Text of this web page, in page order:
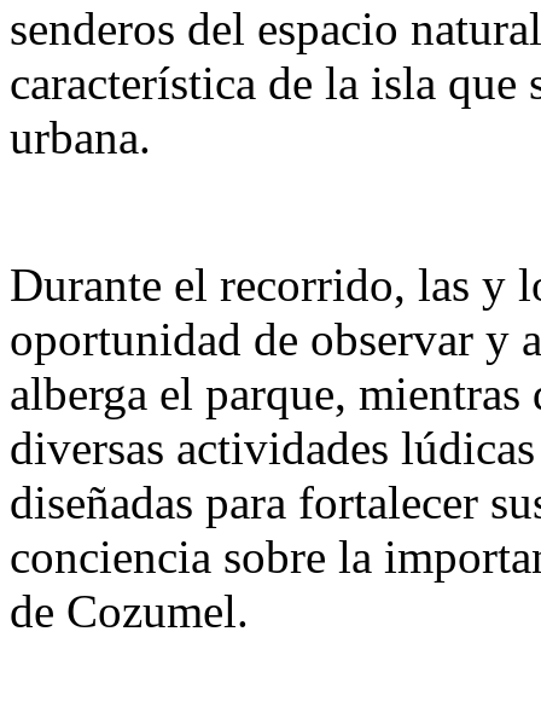
senderos del espacio
característica de la isla que
urbana.
Durante el recorrido, las y
oportunidad de observar y
alberga el parque,
diversas actividades
diseñadas para fortalecer
conciencia sobre la
de Cozumel.